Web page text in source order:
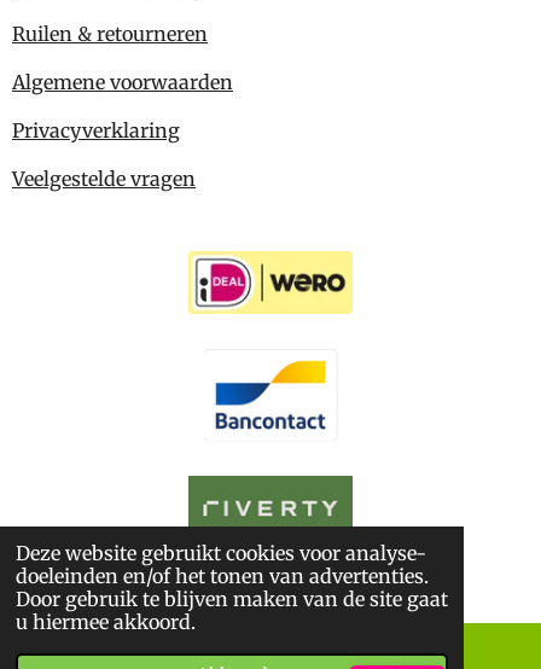
Deze website gebruikt cookies voor analyse-
doeleinden en/of het tonen van advertenties.
Door gebruik te blijven maken van de site gaat
u hiermee akkoord.
Ruilen & retourneren
Algemene voorwaarden
Privacyverklaring
Veelgestelde vragen
© 2026De BoekWandelaar
*Sitemap *Privacyverklaring*Algemene Voorwaarden